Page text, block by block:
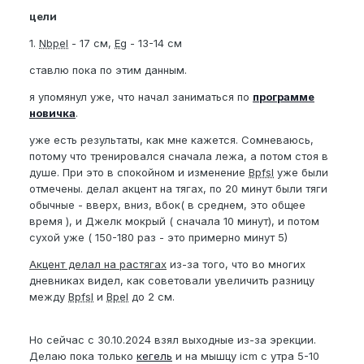
цели
1. Nbpel - 17 см, Eg - 13-14 см
ставлю пока по этим данным.
я упомянул уже, что начал заниматься по программе
новичка.
уже есть результаты, как мне кажется. Сомневаюсь,
потому что тренировался сначала лежа, а потом стоя в
душе. При это в спокойном и изменение Bpfsl уже были
отмечены. делал акцент на тягах, по 20 минут были тяги
обычные - вверх, вниз, вбок( в среднем, это общее
время ), и Джелк мокрый ( сначала 10 минут), и потом
сухой уже ( 150-180 раз - это примерно минут 5)
Акцент делал на растягах из-за того, что во многих
дневниках видел, как советовали увеличить разницу
между Bpfsl и Bpel до 2 см.
Но сейчас с 30.10.2024 взял выходные из-за эрекции.
Делаю пока только кегель и на мышцу icm с утра 5-10